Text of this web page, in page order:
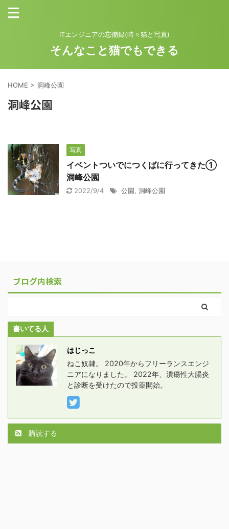
ITエンジニアの忘備録(時々猫と写真)
そんなこと猫でもできる
HOME > 洞峰公園
洞峰公園
写真
イベントついでにつくばに行ってきた①
洞峰公園
2022/9/4 公園 洞峰公園
ブログ内検索
書いてる人
はじっこ
ねこ奴隷。 2020年からフリーランスエンジ
ニアになりました。 2022年、潰瘍性大腸炎
と診断を受けたので投薬開始。
購読する